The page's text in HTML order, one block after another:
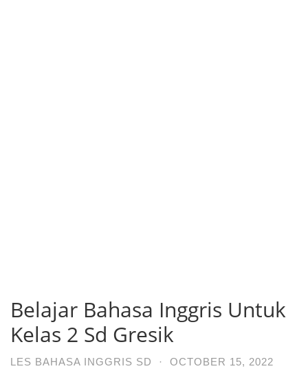
Belajar Bahasa Inggris Untuk
Kelas 2 Sd Gresik
LES BAHASA INGGRIS SD · OCTOBER 15, 2022